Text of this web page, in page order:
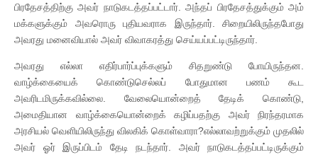
பிரதேசத்திற்கு அவர் நாடுகடத்தப்பட்டார். அந்தப் பிரதேசத்துக்கும் அம்
மக்களுக்கும் அவரொரு புதியவராக இருந்தார். சிறையிலிருந்தபோது
அவரது மனைவியால் அவர் விவாகரத்து செய்யப்பட்டிருந்தார்.
அவரது எல்லா எதிர்பார்ப்புக்களும் சிதறுண்டு போயிருந்தன.
வாழ்க்கையைக் கொண்டுசெல்லப் போதுமான பணம் கூட
அவரிடமிருக்கவில்லை. வேலையொன்றைத் தேடிக் கொண்டு,
அமைதியான வாழ்க்கையொன்றைக் கழிப்பதற்கு அவர் நிரந்தரமாக
அரசியல் வெளியிலிருந்து விலகிக் கொள்வாரா?எல்லாவற்றுக்கும் முதலில்
அவர் ஓர் இருப்பிடம் தேடி நடந்தார். அவர் நாடுகடத்தப்பட்டிருக்கும்